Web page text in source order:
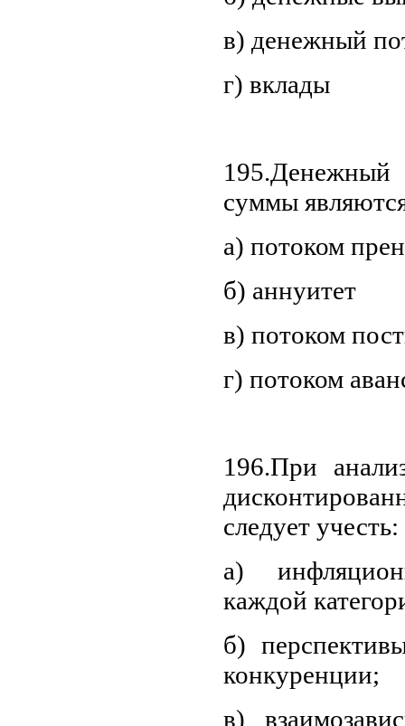
в) денежный
г) вклады
195.Денежный
суммы
а) потоком
б) аннуитет
в) потоком
г) потоком
196.При
следует учесть:
а)
каждой
б)
конкуренции;
в)